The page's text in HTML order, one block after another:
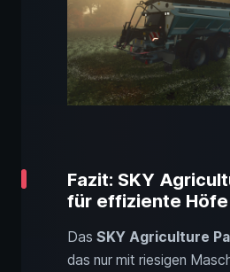
Fazit: SKY
für effiziente Höfe
Das SKY Agriculture
das nur mit riesigen